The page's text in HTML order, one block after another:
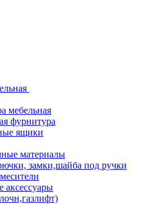
мебельная
фурнитура
ящики
материалы
замки,шайба под ручки
аксессуары